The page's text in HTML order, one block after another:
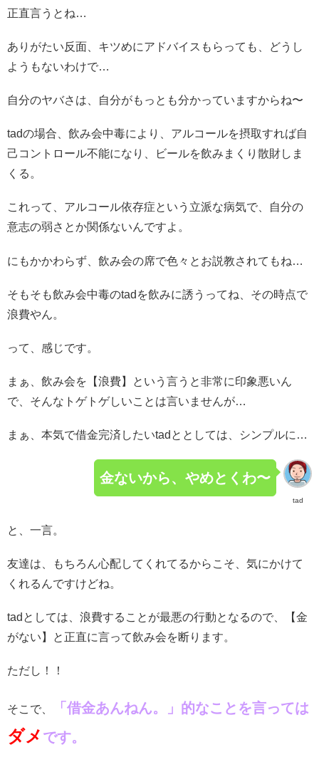
正直言うとね…
ありがたい反面、キツめにアドバイスもらっても、どうし
ようもないわけで…
自分のヤバさは、自分がもっとも分かっていますからね〜
tadの場合、飲み会中毒により、アルコールを摂取すれば自
己コントロール不能になり、ビールを飲みまくり散財しま
くる。
これって、アルコール依存症という立派な病気で、自分の
意志の弱さとか関係ないんですよ。
にもかかわらず、飲み会の席で色々とお説教されてもね…
そもそも飲み会中毒のtadを飲みに誘うってね、その時点で
浪費やん。
って、感じです。
まぁ、飲み会を【浪費】という言うと非常に印象悪いん
で、そんなトゲトゲしいことは言いませんが…
まぁ、本気で借金完済したいtadととしては、シンプルに…
tad
金ないから、やめとくわ〜
と、一言。
友達は、もちろん心配してくれてるからこそ、気にかけて
くれるんですけどね。
tadとしては、浪費することが最悪の行動となるので、【金
がない】と正直に言って飲み会を断ります。
ただし！！
そこで、 「借金あんねん。」的なことを言っては
ダメ です。